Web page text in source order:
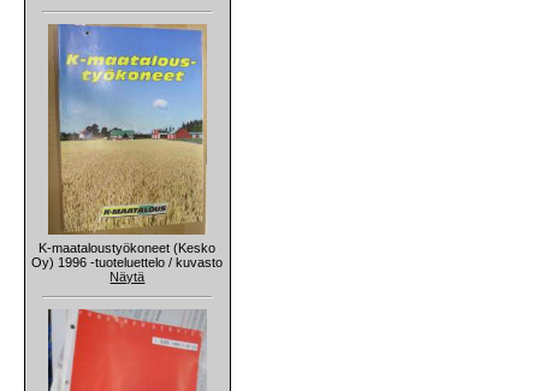
K-maataloustyökoneet (Kesko
Oy) 1996 -tuoteluettelo / kuvasto
Näytä